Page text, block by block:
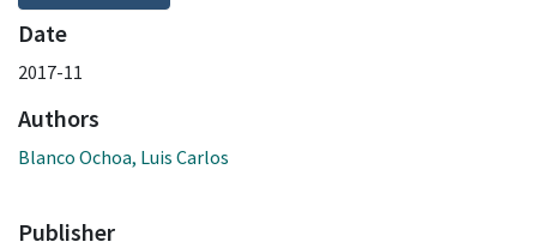
Date
2017-11
Authors
Blanco Ochoa, Luis Carlos
Publisher